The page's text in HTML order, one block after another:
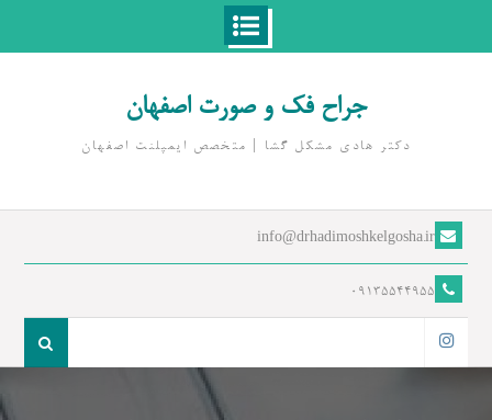
جراح فک و صورت اصفهان
دکتر هادی مشکل گشا | متخصص ايمپلنت اصفهان
info@drhadimoshkelgosha.ir
09135544955